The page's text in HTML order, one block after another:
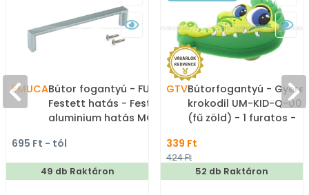
EMUCABútor fogantyú - FUJI
Festett hatás - Festett
aluminium hatás MCrEL -
Több méretben gyártott
fém bútorfogantyú
695 Ft - tól
49 db Raktáron
GTVBútorfogantyú -
krokodil UM-KID-Q-001
(fű zöld) - 1 furatos -
Mesefigurás, állatos
gyerekbútor fogantyú
339 Ft
424 Ft
52 db Raktáron